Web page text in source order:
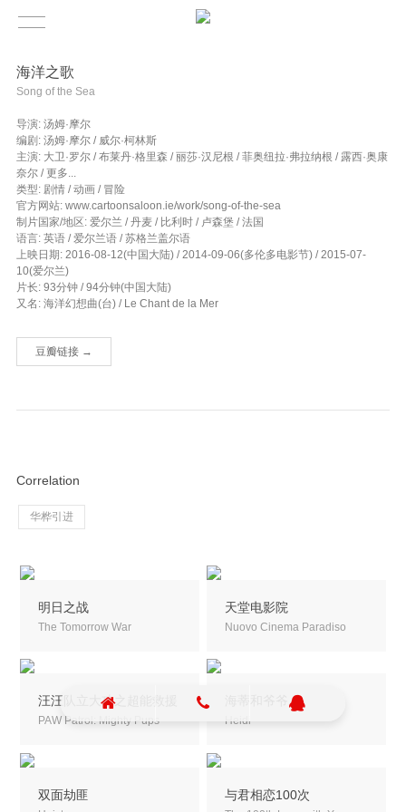
海洋之歌
Song of the Sea
导演: 汤姆·摩尔
编剧: 汤姆·摩尔 / 威尔·柯林斯
主演: 大卫·罗尔 / 布莱丹·格里森 / 丽莎·汉尼根 / 菲奥纽拉·弗拉纳根 / 露西·奥康
奈尔 / 更多...
类型: 剧情 / 动画 / 冒险
官方网站: www.cartoonsaloon.ie/work/song-of-the-sea
制片国家/地区: 爱尔兰 / 丹麦 / 比利时 / 卢森堡 / 法国
语言: 英语 / 爱尔兰语 / 苏格兰盖尔语
上映日期: 2016-08-12(中国大陆) / 2014-09-06(多伦多电影节) / 2015-07-
10(爱尔兰)
片长: 93分钟 / 94分钟(中国大陆)
又名: 海洋幻想曲(台) / Le Chant de la Mer
豆瓣链接 →
Correlation
华桦引进
明日之战
The Tomorrow War
天堂电影院
Nuovo Cinema Paradiso
汪汪队立大功之超能救援
PAW Patrol: Mighty Pups Heidi
双面劫匪 与君相恋100次